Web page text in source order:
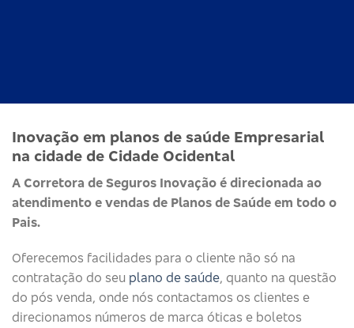
Inovação em planos de saúde Empresarial
na cidade de Cidade Ocidental
A Corretora de Seguros Inovação é direcionada ao
atendimento e vendas de Planos de Saúde em todo o
Pais.
Oferecemos facilidades para o cliente não só na
contratação do seu plano de saúde, quanto na questão
do pós venda, onde nós contactamos os clientes e
direcionamos números de marca óticas e boletos